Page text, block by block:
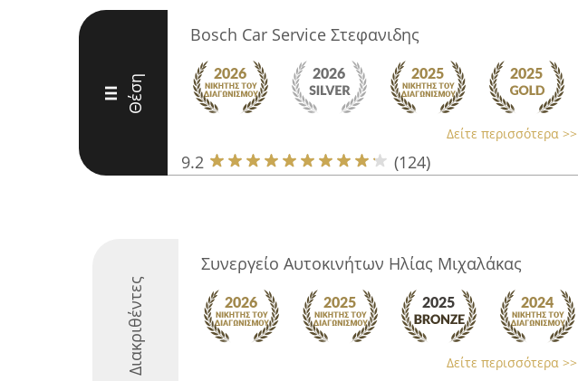
III Θέση
Bosch Car Service Στεφανιδης
Δείτε περισσότερα >>
9.2 (124)
Διακριθέντες
Συνεργείο Αυτοκινήτων Ηλίας Μιχαλάκας
Δείτε περισσότερα >>